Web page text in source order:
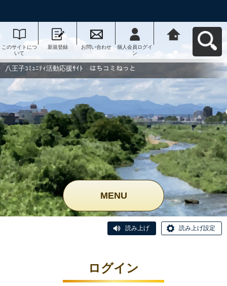
このサイトにつ
いて
新規登録 お問い合わせ
個人会員ログイ
ン
動応援ｻｲﾄ はち
コミねっとへ戻
八王子ｺﾐｭﾆﾃｨ活動応援ｻｲﾄ はちコミねっと
MENU
読み上げ 読み上げ設定
ログイン